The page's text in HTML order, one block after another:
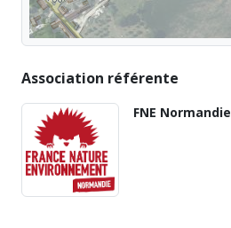
Association référente
FNE Normandie